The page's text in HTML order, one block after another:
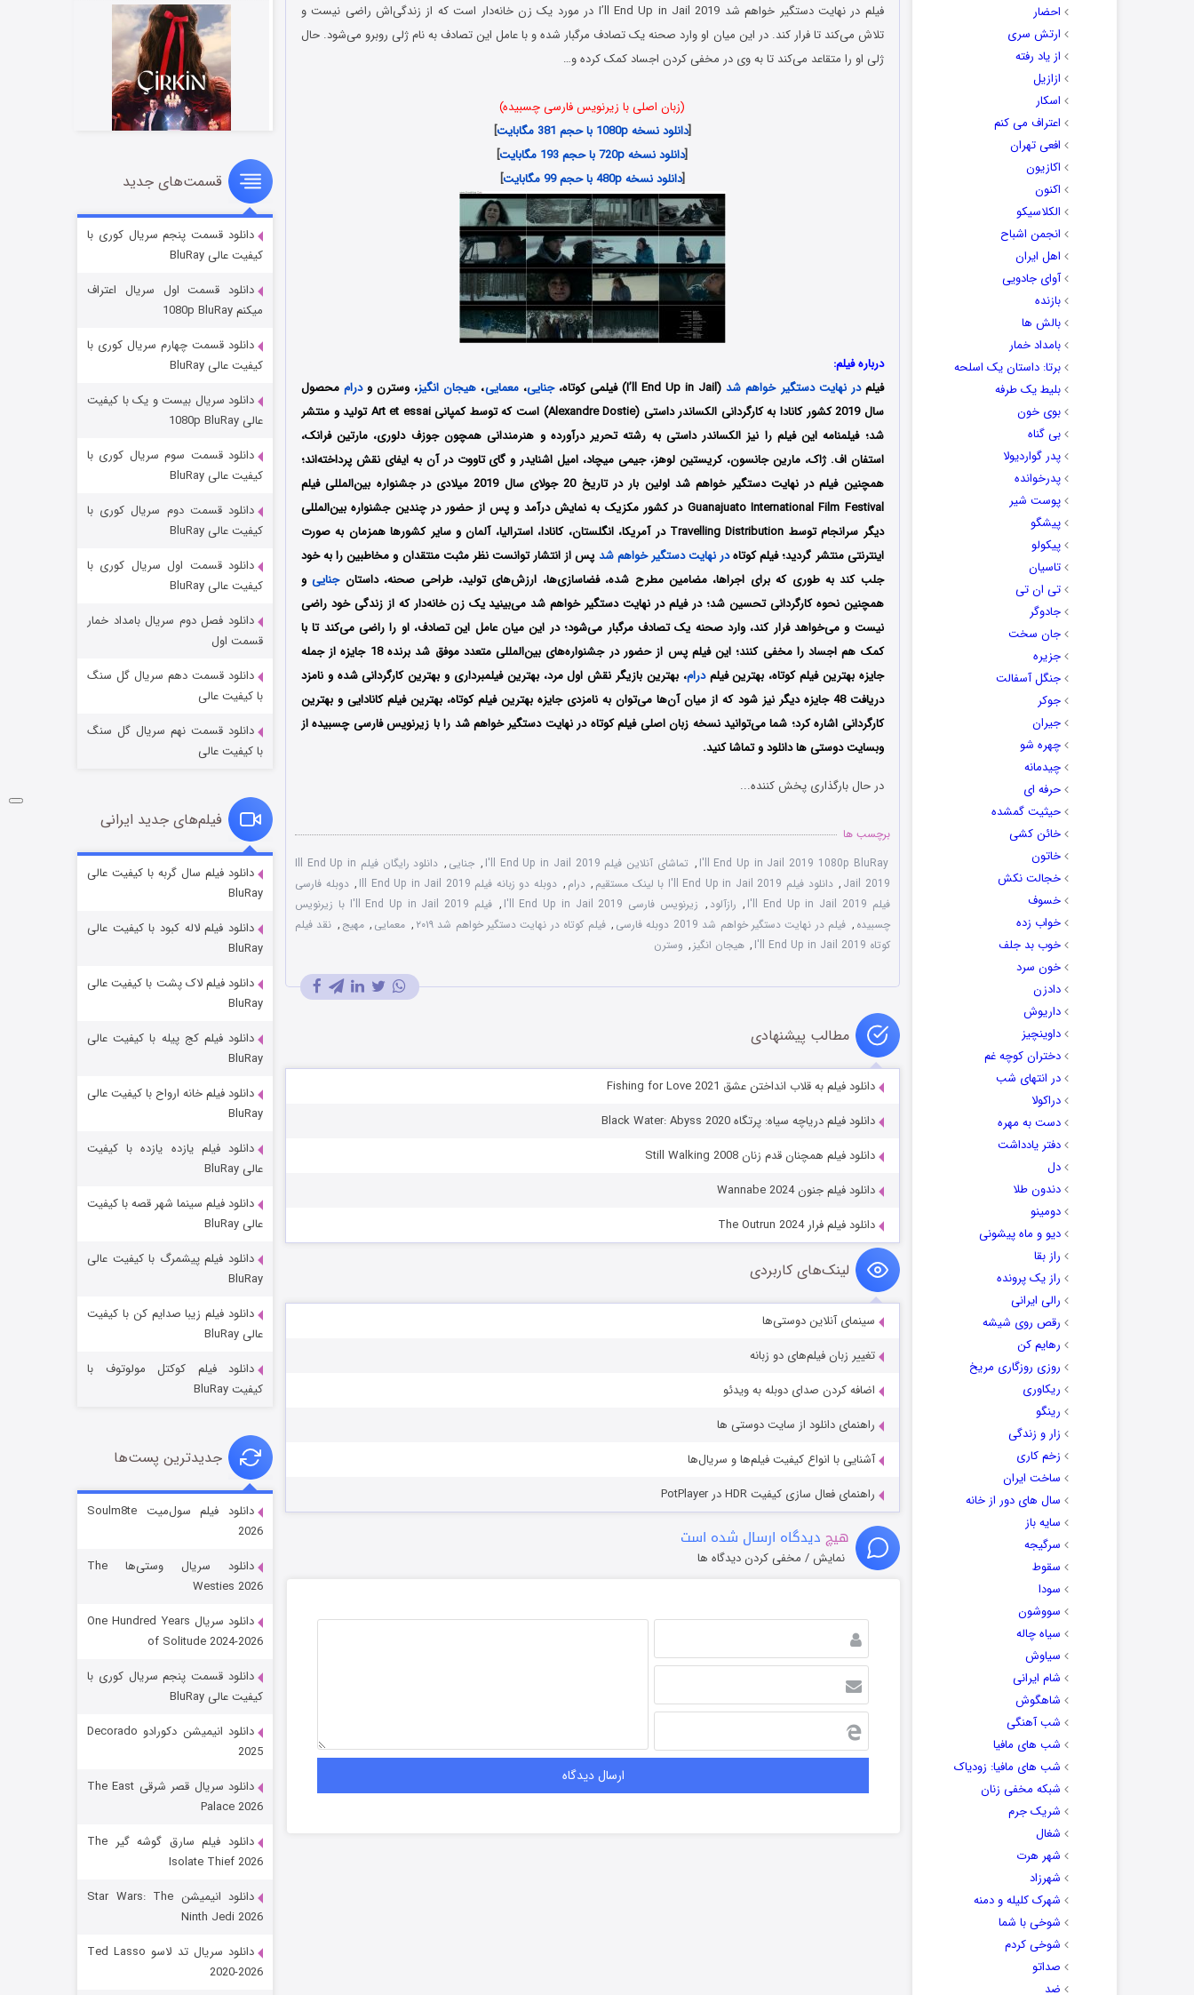
احضار
ارتش سری
از یاد رفته
ازازیل
اسکار
اعتراف می کنم
افعی تهران
اکازیون
اکنون
الکلاسیکو
انجمن اشباح
اهل ایران
آوای جادویی
بازنده
بالش ها
بامداد خمار
برتا: داستان یک اسلحه
بلیط یک‌‌ طرفه
بوی خون
بی گناه
پدر گواردیولا
پدرخوانده
پوست شیر
پیشگو
پیکولو
تاسیان
تی ان تی
جادوگر
جان سخت
جزیره
جنگل آسفالت
جوکر
جیران
چهره شو
چیدمانه
حرفه ای
حیثیت گمشده
خائن کشی
خاتون
خجالت نکش
خسوف
خواب زده
خوب بد جلف
خون سرد
دادزن
داریوش
داوینچیز
دختران کوچه غم
در انتهای شب
دراکولا
دست به مهره
دفتر یادداشت
دل
دندون طلا
دومینو
دیو و ماه پیشونی
راز بقا
راز یک پرونده
رالی ایرانی
رقص روی شیشه
رهایم کن
روزی روزگاری مریخ
ریکاوری
رینگو
زار و زندگی
زخم کاری
ساخت ایران
سال های دور از خانه
سایه باز
سرگیجه
سقوط
سودا
سووشون
سیاه چاله
سیاوش
شام ایرانی
شاهگوش
شب آهنگی
شب های مافیا
شب های مافیا: زودیاک
شبکه مخفی زنان
شریک جرم
شغال
شهر هرت
شهرزاد
شهرک کلیله و دمنه
شوخی با شما
شوخی کردم
صداتو
ضد
فیلم در نهایت دستگیر خواهم شد I’ll End Up in Jail 2019 در مورد یک زن خانه‌دار است که از زندگی‌اش راضی نیست و
تلاش می‌کند تا فرار کند. در این میان او وارد صحنه یک تصادف مرگبار شده و با عامل این تصادف به نام ژلی روبرو می‌شود. حال
ژلی او را متقاعد می‌کند تا به وی در مخفی کردن اجساد کمک کرده و…
(زبان اصلی با زیرنویس فارسی چسبیده)
[دانلود نسخه 1080p با حجم 381 مگابایت
]
[دانلود نسخه 720p با حجم 193 مگابایت
]
[دانلود نسخه 480p با حجم 99 مگابایت ]
درباره فیلم:
فیلمدر نهایت دستگیر خواهم شد(I’ll End Up in Jail) فیلمی کوتاه، جنایی،معمایی، هیجان انگیز، وسترن ودراممحصول
سال 2019 کشور کانادا به کارگردانی الکساندر داستی (Alexandre Dostie) است که توسط کمپانی Art et essai تولید و منتشر
شد؛ فیلمنامه این فیلم را نیز الکساندر داستی به رشته تحریر درآورده و هنرمندانی همچون جوزف دلوری، مارتین فرانک،
استفان اف. ژاک، مارین جانسون، کریستین لوهز، جیمی میچاد، امیل اشنایدر و گای تاووت در آن به ایفای نقش پرداخته‌اند؛
همچنین فیلم در نهایت دستگیر خواهم شد اولین
بار در تاریخ 20 جولای سال 2019 میلادی در جشنواره بین‌المللی فیلم
Guanajuato International Film Festival در کشور مکزیک به نمایش درآمد و پس از حضور در چندین جشنواره بین‌المللی
دیگر سرانجام توسط Travelling Distribution در آمریکا، انگلستان، کانادا، استرالیا، آلمان و سایر کشورها همزمان به صورت
اینترنتی منتشر گردید؛ فیلم کوتاهدر نهایت دستگیر خواهم شد پس از انتشار توانست نظر مثبت منتقدان و مخاطبین را به خود
جلب کند به طوری که برای اجراها، مضامین مطرح شده، فضاسازی‌ها، ارزش‌های تولید، طراحی صحنه، داستانجناییو
همچنین نحوه کارگردانی تحسین شد؛ در فیلم در نهایت دستگیر خواهم شد می‌بینید یک زن خانه‌دار که از زندگی خود راضی
نیست و می‌خواهد فرار کند، وارد صحنه یک تصادف مرگبار می‌شود؛ در این میان عامل این تصادف، او را راضی می‌کند تا با
کمک هم اجساد را مخفی کنند؛ این فیلم پس از حضور در جشنواره‌های بین‌المللی متعدد موفق شد برنده 18 جایزه از جمله
جایزه بهترین فیلم کوتاه، بهترین فیلمدرام، بهترین بازیگر نقش اول مرد، بهترین فیلمبرداری و بهترین کارگردانی شده و نامزد
دریافت 48 جایزه دیگر نیز شود که از میان آن‌ها می‌توان به نامزدی جایزه بهترین فیلم کوتاه، بهترین فیلم کانادایی و بهترین
کارگردانی اشاره کرد؛ شما می‌توانید نسخه زبان اصلی فیلم کوتاه در نهایت دستگیر خواهم شد را با زیرنویس فارسی چسبیده از
وبسایت دوستی ها دانلود و تماشا کنید.
در حال بارگذاری پخش کننده...
برچسب ها
I'll End Up in Jail 2019 1080p BluRay
, تماشای آنلاین فیلم I'll End Up in Jail 2019 , جنایی ,
دانلود رایگان فیلم Ill End Up in
Jail 2019
, دانلود فیلم I'll End Up in Jail 2019 با لینک مستقیم , درام , دوبله دو زبانه فیلم Ill End Up in Jail 2019 , دوبله فارسی
فیلم I'll End Up in Jail 2019
, رازآلود , زیرنویس فارسی I'll End Up in Jail 2019 ,
فیلم I'll End Up in Jail 2019 با زیرنویس
چسبیده , فیلم در نهایت دستگیر خواهم شد 2019 دوبله فارسی , فیلم کوتاه در نهایت دستگیر خواهم شد ۲۰۱۹ , معمایی , مهیج , نقد فیلم
کوتاه I'll End Up in Jail 2019
, هیجان انگیز , وسترن
مطالب پیشنهادی
دانلود فیلم به قلاب انداختن عشق Fishing for Love 2021
دانلود فیلم دریاچه سیاه: پرتگاه Black Water: Abyss 2020
دانلود فیلم همچنان قدم‌ زنان Still Walking 2008
دانلود فیلم جنون Wannabe 2024
دانلود فیلم فرار The Outrun 2024
لینک‌های کاربردی
سینمای آنلاین دوستی‌ها
تغییر زبان فیلم‌های دو زبانه
اضافه کردن صدای دوبله به ویدئو
راهنمای دانلود از سایت دوستی ها
آشنایی با انواع کیفیت فیلم‌ها و سریال‌ها
راهنمای فعال سازی کیفیت HDR در PotPlayer
هیچ دیدگاه ارسال شده است
نمایش / مخفی کردن دیدگاه ها
سریال زشت
قسمت2 (زیرنویس) منتشر شد
مردگان متحرک: شهر مرده ۳
شکست استوارت در نجات جهان
قسمت 7 (زیرنویس) منتشر شد
شوگر فصل ۲
قسمت
خاندان اژدها فصل ۳
جادوگری در مغولستان
قسمت6 (زیرنویس)
رویایی برای تو
قسمت15 (دوبله)
قسمت‌های جدید
دانلود قسمت پنجم سریال کوری با
کیفیت عالی BluRay
دانلود قسمت اول سریال اعتراف
میکنم 1080p BluRay
دانلود قسمت چهارم سریال کوری با
کیفیت عالی BluRay
دانلود سریال بیست و یک با کیفیت
عالی 1080p BluRay
دانلود قسمت سوم سریال کوری با
کیفیت عالی BluRay
دانلود قسمت دوم سریال کوری با
کیفیت عالی BluRay
دانلود قسمت اول سریال کوری با
کیفیت عالی BluRay
دانلود فصل دوم سریال بامداد خمار
قسمت اول
دانلود قسمت دهم سریال گل سنگ
با کیفیت عالی
دانلود قسمت نهم سریال گل سنگ
با کیفیت عالی
فیلم‌های جدید ایرانی
دانلود فیلم سال گربه با کیفیت عالی
BluRay
دانلود فیلم لاله کبود با کیفیت عالی
BluRay
دانلود فیلم لاک پشت با کیفیت عالی
BluRay
دانلود فیلم کج‌ پیله با کیفیت عالی
BluRay
دانلود فیلم خانه ارواح با کیفیت عالی
BluRay
دانلود فیلم یازده یازده با کیفیت
عالی BluRay
دانلود فیلم سینما شهر قصه با کیفیت
عالی BluRay
دانلود فیلم پیشمرگ با کیفیت عالی
BluRay
دانلود فیلم زیبا صدایم کن با کیفیت
عالی BluRay
دانلود فیلم کوکتل مولوتوف با
کیفیت BluRay
جدیدترین پست‌ها
دانلود فیلم سول‌میت Soulm8te
2026
دانلود سریال وستی‌ها The
Westies 2026
دانلود سریال One Hundred Years
of Solitude 2024-2026
دانلود قسمت پنجم سریال کوری با
کیفیت عالی BluRay
دانلود انیمیشن دکورادو Decorado
2025
دانلود سریال قصر شرقی The East
Palace 2026
دانلود فیلم سارق گوشه گیر The
Isolate Thief 2026
دانلود انیمیشن Star Wars: The
Ninth Jedi 2026
دانلود سریال تد لاسو Ted Lasso
2020-2026